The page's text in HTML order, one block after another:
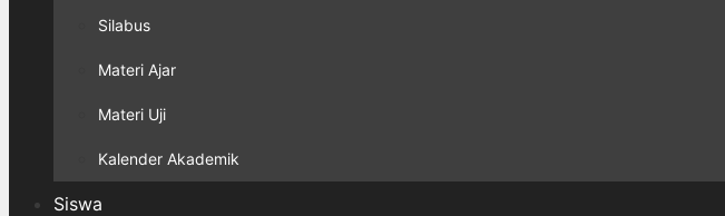
Silabus
Materi Ajar
Materi Uji
Kalender Akademik
Siswa